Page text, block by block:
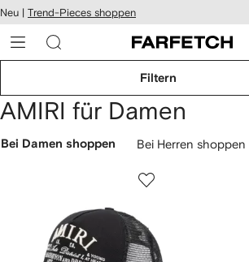
zum
Neu | Trend-Pieces shoppen
Filtern
AMIRI für Damen
Bei Damen shoppen Bei Herren shoppen